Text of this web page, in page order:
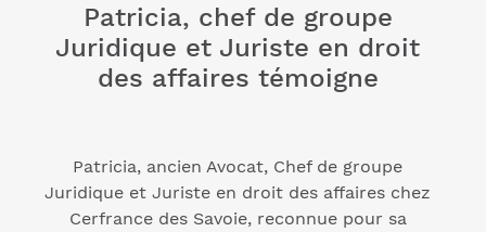
Patricia, chef de groupe
Juridique et Juriste en droit
des affaires témoigne
Patricia, ancien Avocat, Chef de groupe
Juridique et Juriste en droit des affaires chez
Cerfrance des Savoie, reconnue pour sa